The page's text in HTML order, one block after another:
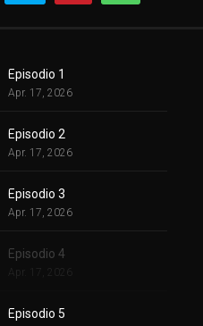
Episodio 1
Apr. 17, 2026
Episodio 2
Apr. 17, 2026
Episodio 3
Apr. 17, 2026
Episodio 4
Apr. 17, 2026
Episodio 5